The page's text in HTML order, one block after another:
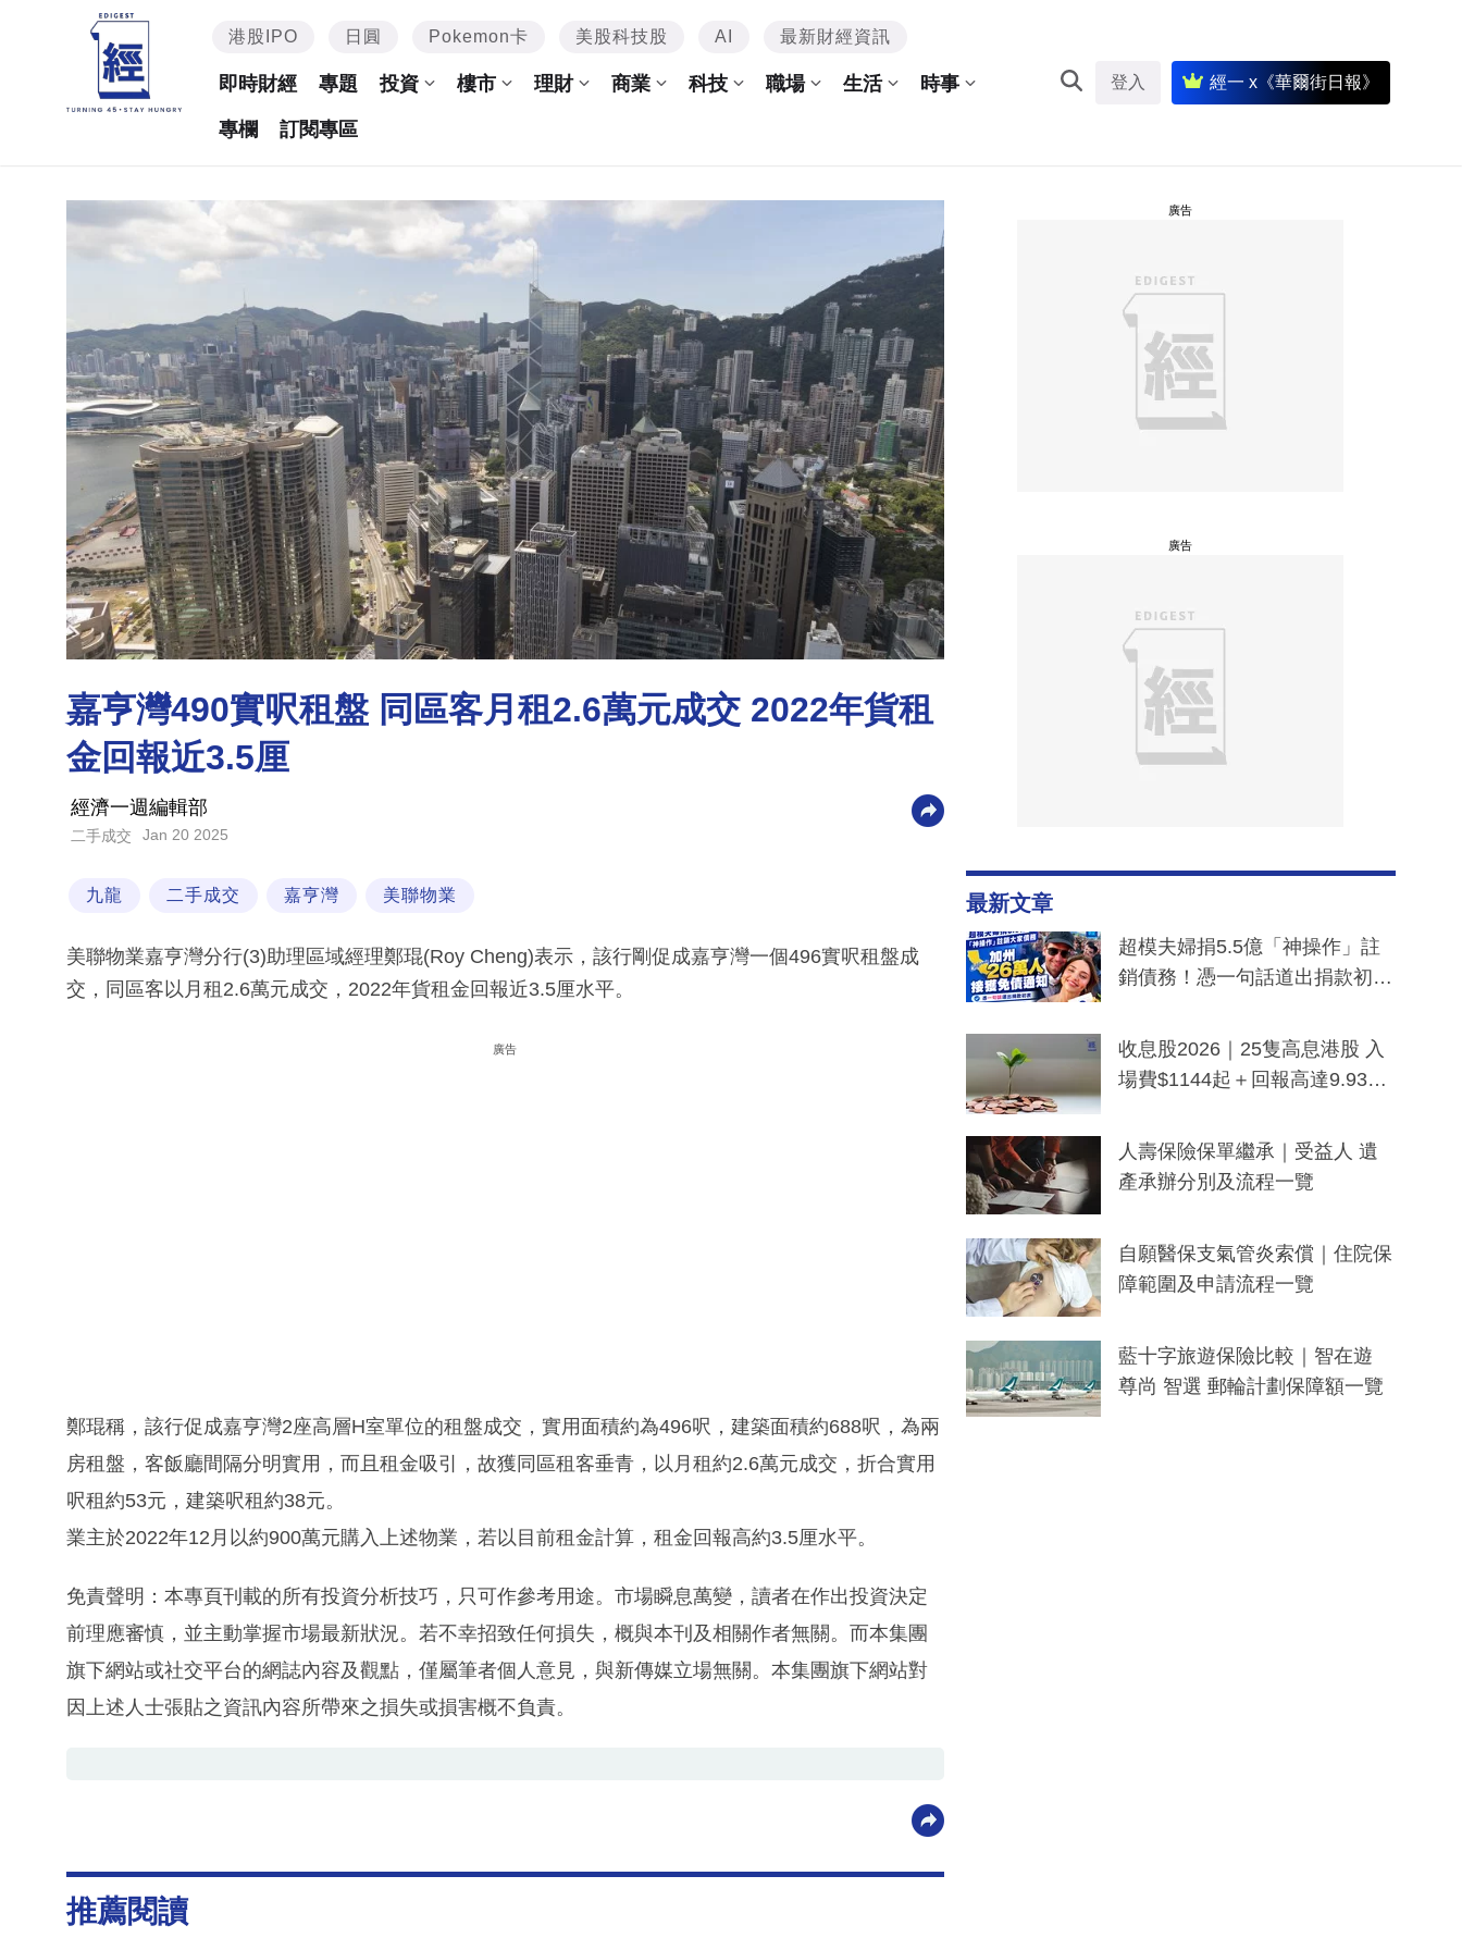
港股IPO 日圓 Pokemon卡 美股科技股 AI 最新財經資訊
即時財經 專題 投資 樓市 理財 商業 科技 職場 生活 時事
專欄 訂閱專區
登入 經一 x《華爾街日報》
嘉亨灣490實呎租盤 同區客月租2.6萬元成交 2022年貨租
金回報近3.5厘
經濟一週編輯部
二手成交 Jan 20 2025
九龍 二手成交 嘉亨灣 美聯物業
美聯物業嘉亨灣分行(3)助理區域經理鄭琨(Roy Cheng)表示，該行剛促成嘉亨灣一個496實呎租盤成
交，同區客以月租2.6萬元成交，2022年貨租金回報近3.5厘水平。
廣告
鄭琨稱，該行促成嘉亨灣2座高層H室單位的租盤成交，實用面積約為496呎，建築面積約688呎，為兩
房租盤，客飯廳間隔分明實用，而且租金吸引，故獲同區租客垂青，以月租約2.6萬元成交，折合實用
呎租約53元，建築呎租約38元。
業主於2022年12月以約900萬元購入上述物業，若以目前租金計算，租金回報高約3.5厘水平。
免責聲明：本專頁刊載的所有投資分析技巧，只可作參考用途。市場瞬息萬變，讀者在作出投資決定
前理應審慎，並主動掌握市場最新狀況。若不幸招致任何損失，概與本刊及相關作者無關。而本集團
旗下網站或社交平台的網誌內容及觀點，僅屬筆者個人意見，與新傳媒立場無關。本集團旗下網站對
因上述人士張貼之資訊內容所帶來之損失或損害概不負責。
推薦閱讀
廣告
廣告
最新文章
超模夫婦捐5.5億「神操作」註
銷債務！憑一句話道出捐款初
一度被誤當詐騙手段
收息股2026｜25隻高息港股 入
場費$1144起＋回報高達9.93
人壽保險保單繼承｜受益人 遺
產承辦分別及流程一覽
自願醫保支氣管炎索償｜住院保
障範圍及申請流程一覽
藍十字旅遊保險比較｜智在遊
尊尚 智選 郵輪計劃保障額一覽